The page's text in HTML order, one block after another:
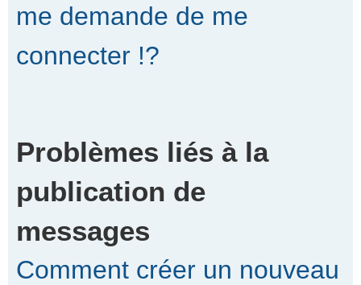
me demande de me
connecter !?
Problèmes liés à la
publication de
messages
Comment créer un nouveau